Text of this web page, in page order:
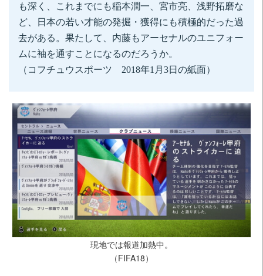
も深く、これまでにも稲本潤一、宮市亮、浅野拓磨な
ど、日本の若い才能の発掘・獲得にも積極的だった過
去がある。果たして、内藤もアーセナルのユニフォー
ムに袖を通すことになるのだろうか。
（コフチュウスポーツ 2018年1月3日の紙面）
現地では報道加熱中。
（FIFA18）